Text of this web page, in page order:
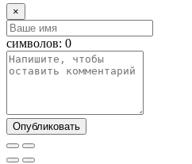
×
символов: 0
Опубликовать